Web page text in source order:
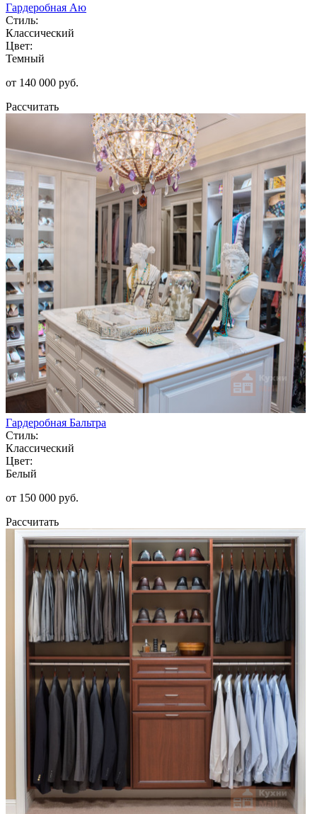
Гардеробная Аю
Стиль:
Классический
Цвет:
Темный
от 140 000 руб.
Рассчитать
Гардеробная Бальтра
Стиль:
Классический
Цвет:
Белый
от 150 000 руб.
Рассчитать